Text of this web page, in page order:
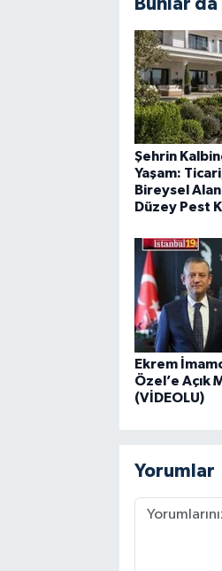
Bunlar
Şehrin
Yaşam:
Bireysel
Düzey Pest
Ekrem
Özel’e Açık
(VİDEOLU)
Yorumlar